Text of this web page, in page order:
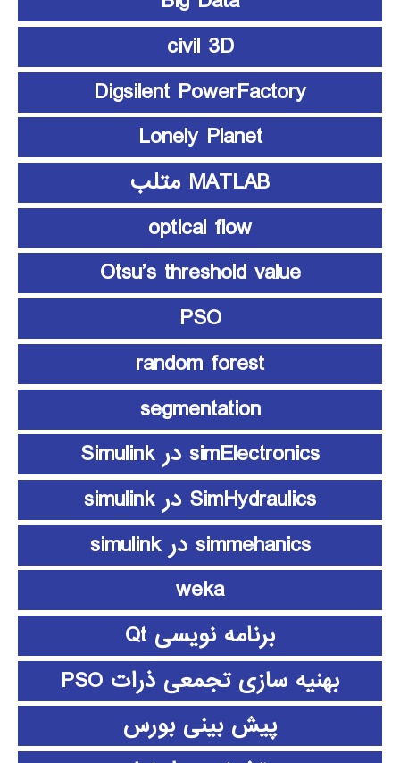
civil 3D
Digsilent PowerFactory
Lonely Planet
MATLAB متلب
optical flow
Otsu’s threshold value
PSO
random forest
segmentation
simElectronics در Simulink
SimHydraulics در simulink
simmehanics در simulink
weka
برنامه نویسی Qt
بهنیه سازی تجمعی ذرات PSO
پیش بینی بورس